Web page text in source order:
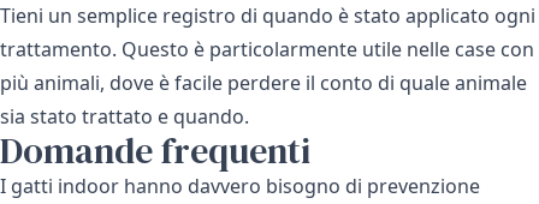
Tieni un semplice registro di quando è stato applicato ogni
trattamento. Questo è particolarmente utile nelle case con
più animali, dove è facile perdere il conto di quale animale
sia stato trattato e quando.
Domande frequenti
I gatti indoor hanno davvero bisogno di prevenzione